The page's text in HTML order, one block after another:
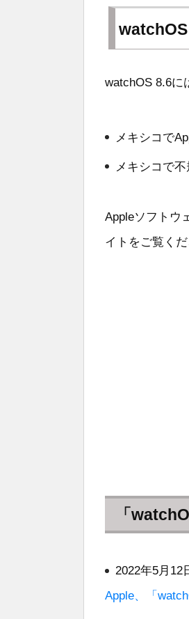
watchOS 8.6に
メキシコで
メキシコで
Appleソフトウ
イトをご覧く
「
2022年5月12
Apple、「